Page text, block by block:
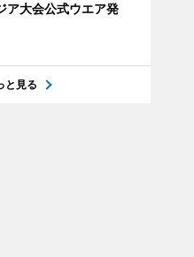
ア大会公式ウエア発
と見る